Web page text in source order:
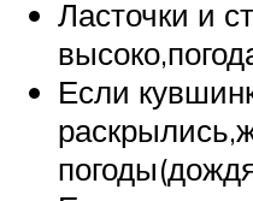
Ласточки и
Если